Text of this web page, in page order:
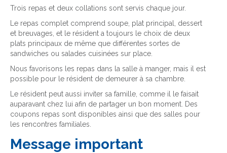
Trois repas et deux collations sont servis chaque jour.
Le repas complet comprend soupe, plat principal, dessert
et breuvages, et le résident a toujours le choix de deux
plats principaux de même que différentes sortes de
sandwiches ou salades cuisinées sur place.
Nous favorisons les repas dans la salle à manger, mais il est
possible pour le résident de demeurer à sa chambre.
Le résident peut aussi inviter sa famille, comme il le faisait
auparavant chez lui afin de partager un bon moment. Des
coupons repas sont disponibles ainsi que des salles pour
les rencontres familiales.
Message important